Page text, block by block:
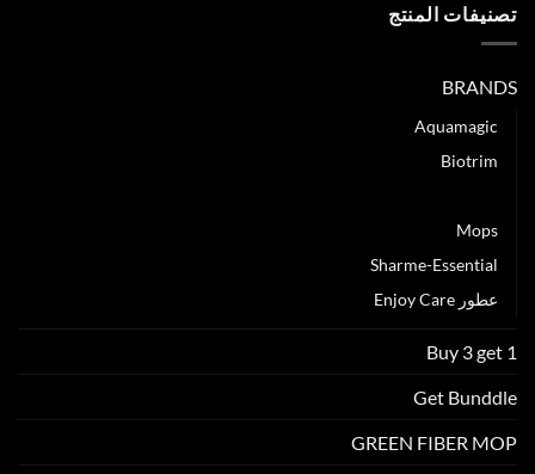
عن
تصنيفات المنتج
BRANDS
Aquamagic
Biotrim
Mops
Sharme-Essential
عطور Enjoy Care
Buy 3 get 1
Get Bunddle
GREEN FIBER MOP